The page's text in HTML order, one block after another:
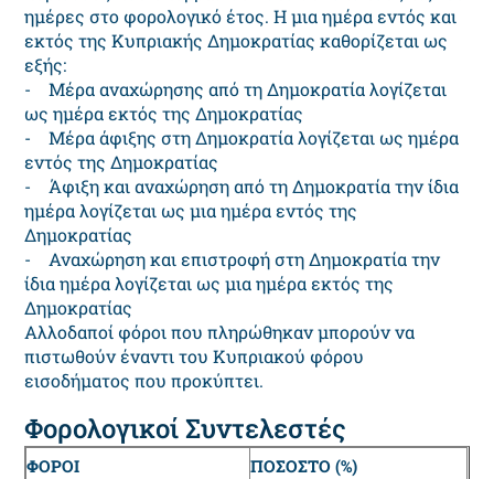
ημέρες στο φορολογικό έτος. Η μια ημέρα εντός και
εκτός της Κυπριακής Δημοκρατίας καθορίζεται ως
εξής:
- Μέρα αναχώρησης από τη Δημοκρατία λογίζεται
ως ημέρα εκτός της Δημοκρατίας
- Μέρα άφιξης στη Δημοκρατία λογίζεται ως ημέρα
εντός της Δημοκρατίας
- Άφιξη και αναχώρηση από τη Δημοκρατία την ίδια
ημέρα λογίζεται ως μια ημέρα εντός της
Δημοκρατίας
- Αναχώρηση και επιστροφή στη Δημοκρατία την
ίδια ημέρα λογίζεται ως μια ημέρα εκτός της
Δημοκρατίας
Αλλοδαποί φόροι που πληρώθηκαν μπορούν να
πιστωθούν έναντι του Κυπριακού φόρου
εισοδήματος που προκύπτει.
Φορολογικοί Συντελεστές
ΦΟΡΟΙ
ΠΟΣΟΣΤΟ (%)